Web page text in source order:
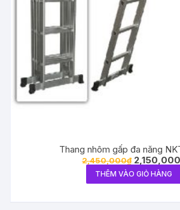
Thang nhôm gấp đa năng
2,450,000₫ 2,150,000
THÊM VÀO GIỎ HÀNG